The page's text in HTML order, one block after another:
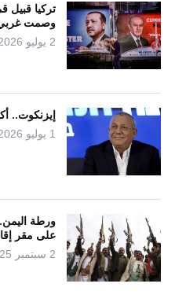
تركيا قبيل
وصمت
2 يوليو 2026
إيزنكوت..
1 يوليو 2026
ورطة
على مقر
2 سبتمبر 2025